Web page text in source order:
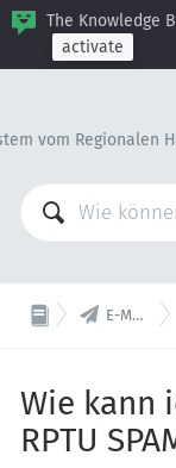
The Knowledge
activate
vom Regionalen
 E-Mail & WWW
Wie kann
RPTU